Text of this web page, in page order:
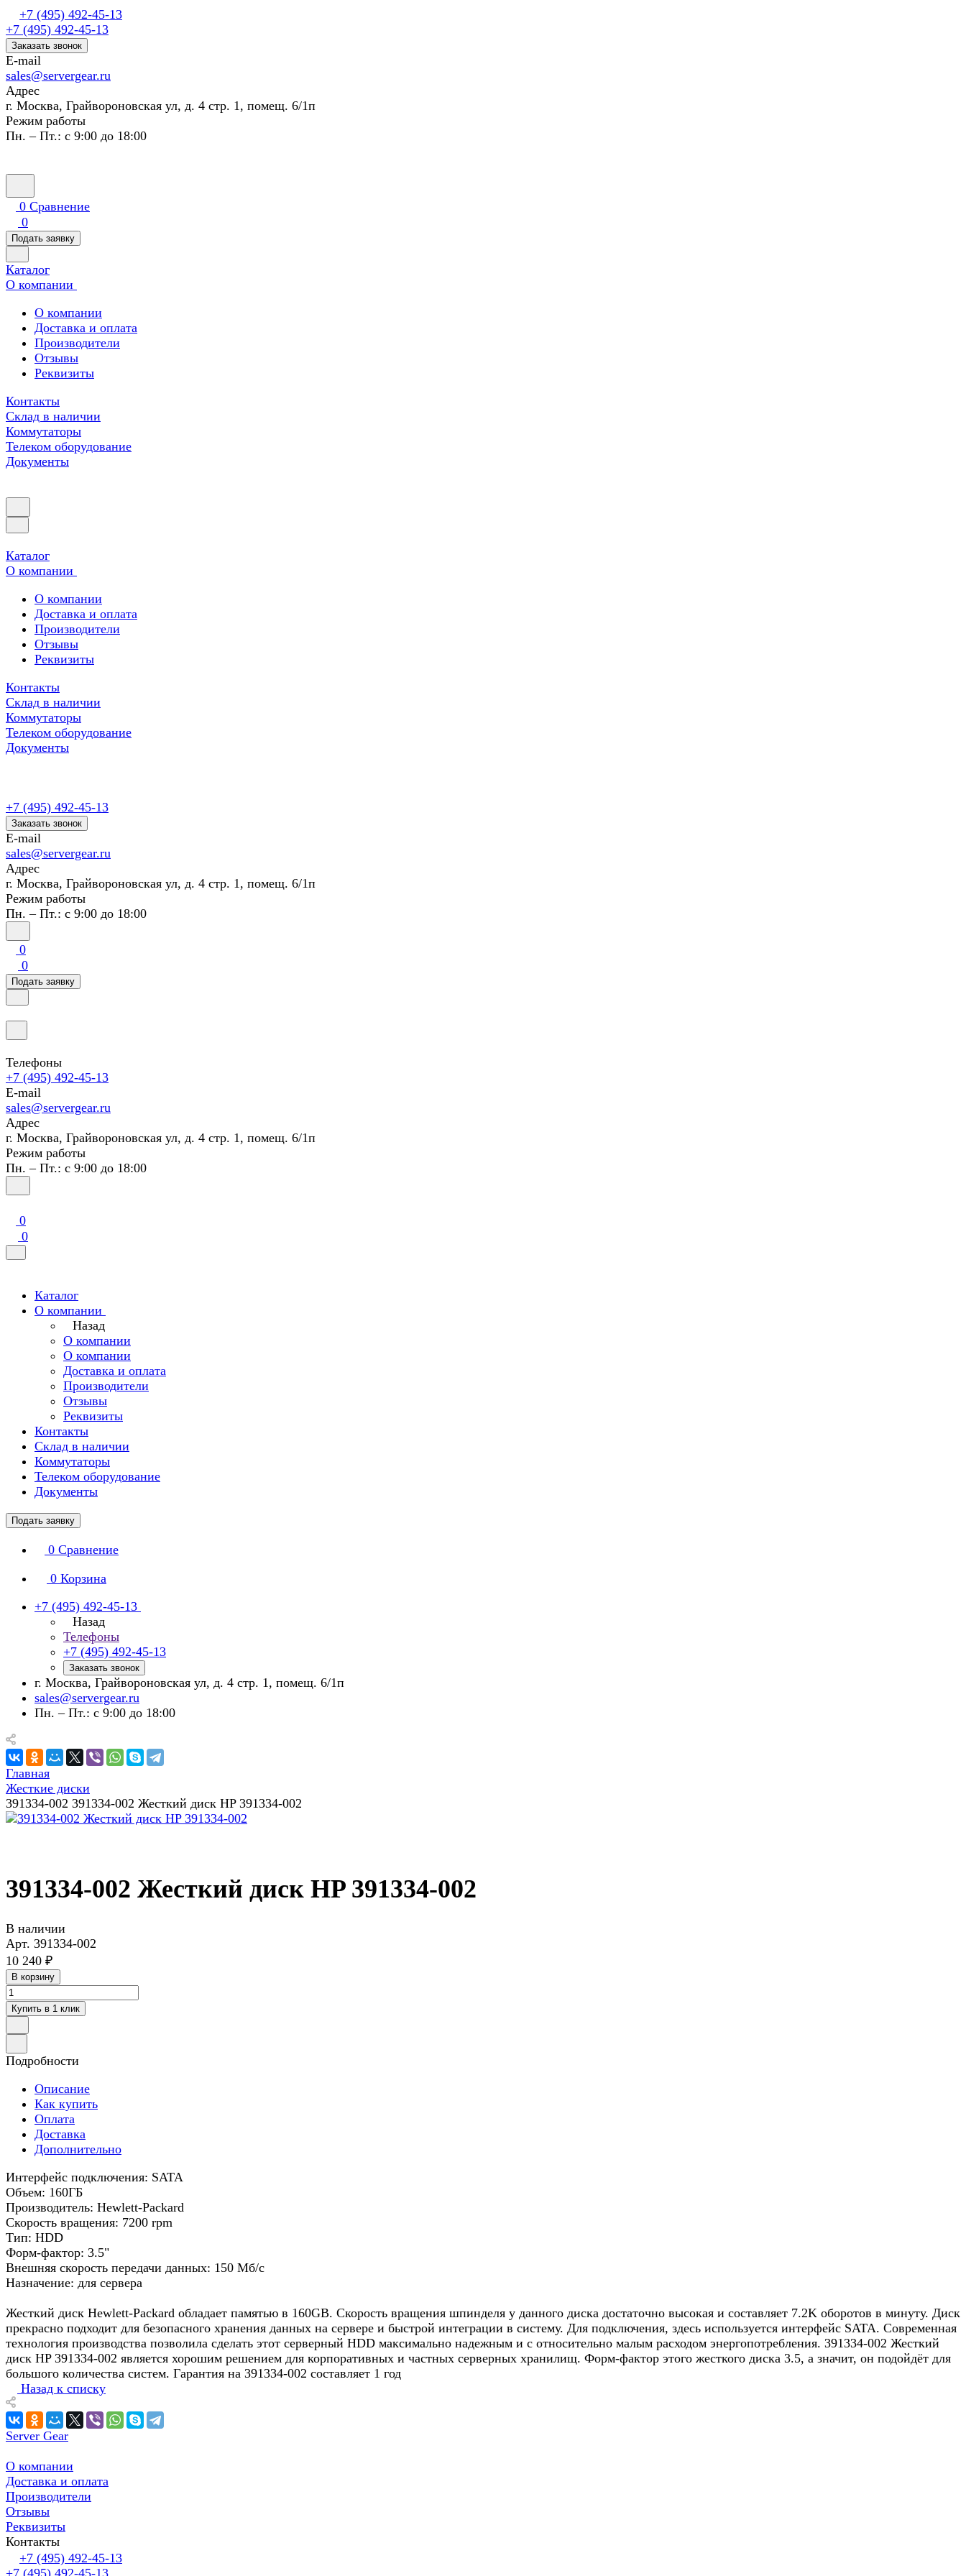
+7 (495) 492-45-13
+7 (495) 492-45-13
Заказать звонок
E-mail
sales@servergear.ru
Адрес
г. Москва, Грайвороновская ул, д. 4 стр. 1, помещ. 6/1п
Режим работы
Пн. – Пт.: с 9:00 до 18:00
0 Сравнение
0
Подать заявку
Каталог
О компании
О компании
Доставка и оплата
Производители
Отзывы
Реквизиты
Контакты
Склад в наличии
Коммутаторы
Телеком оборудование
Документы
Каталог
О компании
О компании
Доставка и оплата
Производители
Отзывы
Реквизиты
Контакты
Склад в наличии
Коммутаторы
Телеком оборудование
Документы
+7 (495) 492-45-13
Заказать звонок
E-mail
sales@servergear.ru
Адрес
г. Москва, Грайвороновская ул, д. 4 стр. 1, помещ. 6/1п
Режим работы
Пн. – Пт.: с 9:00 до 18:00
0
0
Подать заявку
Телефоны
+7 (495) 492-45-13
E-mail
sales@servergear.ru
Адрес
г. Москва, Грайвороновская ул, д. 4 стр. 1, помещ. 6/1п
Режим работы
Пн. – Пт.: с 9:00 до 18:00
0
0
Каталог
О компании
Назад
О компании
О компании
Доставка и оплата
Производители
Отзывы
Реквизиты
Контакты
Склад в наличии
Коммутаторы
Телеком оборудование
Документы
Подать заявку
0 Сравнение
0 Корзина
+7 (495) 492-45-13
Назад
Телефоны
+7 (495) 492-45-13
Заказать звонок
г. Москва, Грайвороновская ул, д. 4 стр. 1, помещ. 6/1п
sales@servergear.ru
Пн. – Пт.: с 9:00 до 18:00
Главная
Жесткие диски
391334-002 391334-002 Жесткий диск HP 391334-002
391334-002 Жесткий диск HP 391334-002
В наличии
Арт. 391334-002
10 240 ₽
В корзину
Купить в 1 клик
Подробности
Описание
Как купить
Оплата
Доставка
Дополнительно
Интерфейс подключения: SATA
Объем: 160ГБ
Производитель: Hewlett-Packard
Скорость вращения: 7200 rpm
Тип: HDD
Форм-фактор: 3.5"
Внешняя скорость передачи данных: 150 Мб/с
Назначение: для сервера
Жесткий диск Hewlett-Packard обладает памятью в 160GB. Скорость вращения шпинделя у данного диска достаточно высокая и составляет 7.2K оборотов в минуту. Диск
прекрасно подходит для безопасного хранения данных на сервере и быстрой интеграции в систему. Для подключения, здесь используется интерфейс SATA. Современная
технология производства позволила сделать этот серверный HDD максимально надежным и с относительно малым расходом энергопотребления. 391334-002 Жесткий
диск HP 391334-002 является хорошим решением для корпоративных и частных серверных хранилищ. Форм-фактор этого жесткого диска 3.5, а значит, он подойдёт для
большого количества систем. Гарантия на 391334-002 составляет 1 год
Назад к списку
Server Gear
О компании
Доставка и оплата
Производители
Отзывы
Реквизиты
Контакты
+7 (495) 492-45-13